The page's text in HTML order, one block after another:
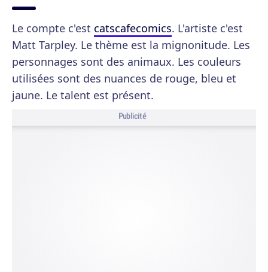
Le compte c'est catscafecomics. L'artiste c'est
Matt Tarpley. Le thème est la mignonitude. Les
personnages sont des animaux. Les couleurs
utilisées sont des nuances de rouge, bleu et
jaune. Le talent est présent.
Publicité